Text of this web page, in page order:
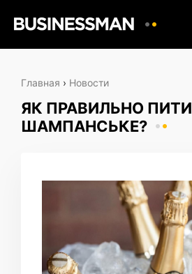
Главная › Новости
ЯК ПРАВИЛЬНО ПИТИ
ШАМПАНСЬКЕ?